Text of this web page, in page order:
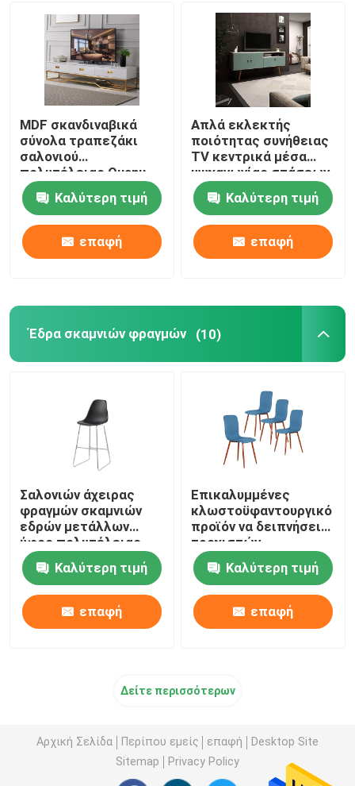
MDF σκανδιναβικά
σύνολα τραπεζάκι
σαλονιού
πολυτέλειας Quanu
γραφείου TV
συνήθειαςΚαλύτερη τιμή
επαφή
Απλά εκλεκτής
ποιότητας συνήθειας
TV κεντρικά μέσα
ψυχαγωγίας στάσεων
TV κονσολών
γραφείου ξύλινα
Καλύτερη τιμή
επαφή
Έδρα σκαμνιών φραγμών (10)
Σαλονιών άχειρας
φραγμών σκαμνιών
εδρών μετάλλων
ύφος πολυτέλειας
ποδιών ελαφρύ
Καλύτερη τιμή
επαφή
Επικαλυμμένες
κλωστοϋφαντουργικό
προϊόν να δειπνήσει
τροχιστών
πολυθρόνων
σύγχρονες υφαντικές
έδρες
Καλύτερη τιμή
επαφή
Δείτε περισσότερων
Αρχική Σελίδα Περίπου εμείς επαφή
Desktop Site
Sitemap
Privacy Policy